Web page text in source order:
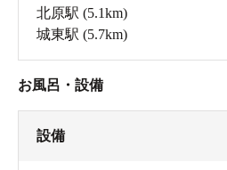
北原駅 (5.1km)
城東駅 (5.7km)
お風呂・設備
設備